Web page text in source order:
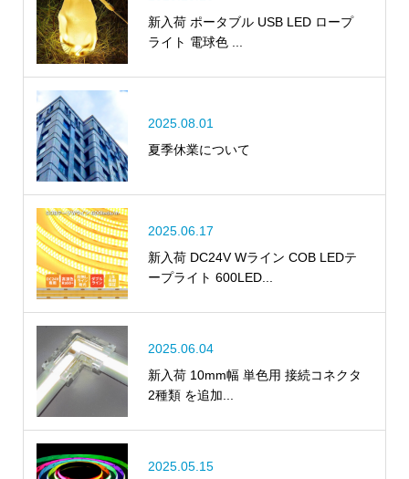
新入荷 ポータブル USB LED ロープ
ライト 電球色 ...
2025.08.01
夏季休業について
2025.06.17
新入荷 DC24V Wライン COB LEDテ
ープライト 600LED...
2025.06.04
新入荷 10mm幅 単色用 接続コネクタ
2種類 を追加...
2025.05.15